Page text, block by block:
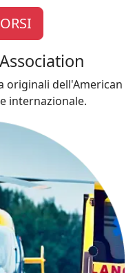
originali dell'American
internazionale.